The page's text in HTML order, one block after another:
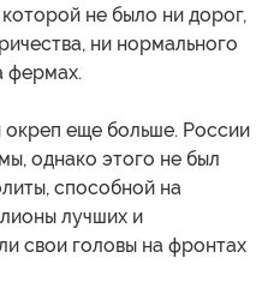
не было ни дорог,
ни нормального
фермах.
еще больше. России
однако этого не был
способной на
лучших и
свои головы на фронтах